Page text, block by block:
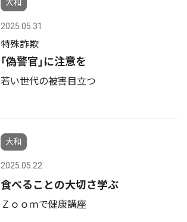
大和
2025.05.31
特殊詐欺
｢偽警官｣に注意を
若い世代の被害目立つ
大和
2025.05.22
食べることの大切さ学ぶ
Ｚｏｏｍで健康講座